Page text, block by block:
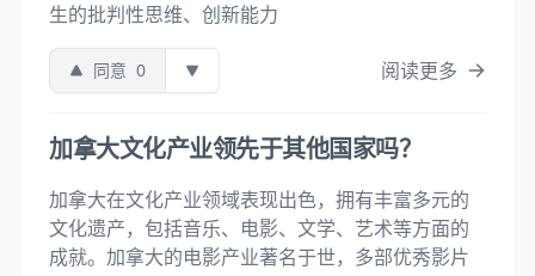
生的批判性思维、创新能力
同意 0 阅读更多
加拿大文化产业领先于其他国家吗？
加拿大在文化产业领域表现出色，拥有丰富多元的
文化遗产，包括音乐、电影、文学、艺术等方面的
成就。加拿大的电影产业著名于世，多部优秀影片